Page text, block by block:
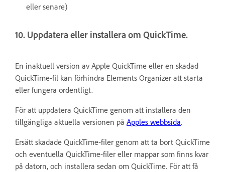
eller senare)
10. Uppdatera eller installera om QuickTime.
En inaktuell version av Apple QuickTime eller en skadad
QuickTime-fil kan förhindra Elements Organizer att starta
eller fungera ordentligt.
För att uppdatera QuickTime genom att installera den
tillgängliga aktuella versionen på Apples webbsida.
Ersätt skadade QuickTime-filer genom att ta bort QuickTime
och eventuella QuickTime-filer eller mappar som finns kvar
på datorn, och installera sedan om QuickTime. För att få